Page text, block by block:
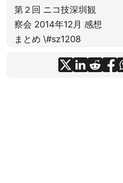
第２回 ニコ技深圳観
察会 2014年12月 感想
まとめ \#sz1208